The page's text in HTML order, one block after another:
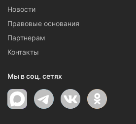
Новости
Правовые основания
Партнерам
Контакты
Мы в соц. сетях